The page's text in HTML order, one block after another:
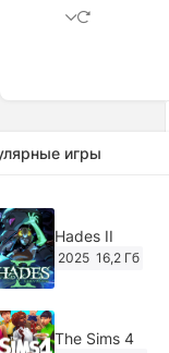
игры
Hades II
2025 16,2 Гб
The Sims 4